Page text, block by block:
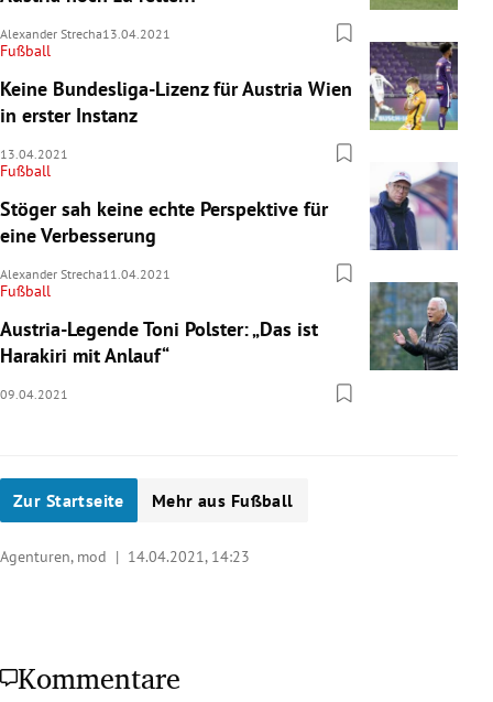
Alexander Strecha13.04.2021
Fußball
Keine Bundesliga-Lizenz für Austria Wien
in erster Instanz
13.04.2021
Fußball
Stöger sah keine echte Perspektive für
eine Verbesserung
Alexander Strecha11.04.2021
Fußball
Austria-Legende Toni Polster: „Das ist
Harakiri mit Anlauf“
09.04.2021
Zur Startseite Mehr aus Fußball
Agenturen, mod | 14.04.2021, 14:23
Kommentare